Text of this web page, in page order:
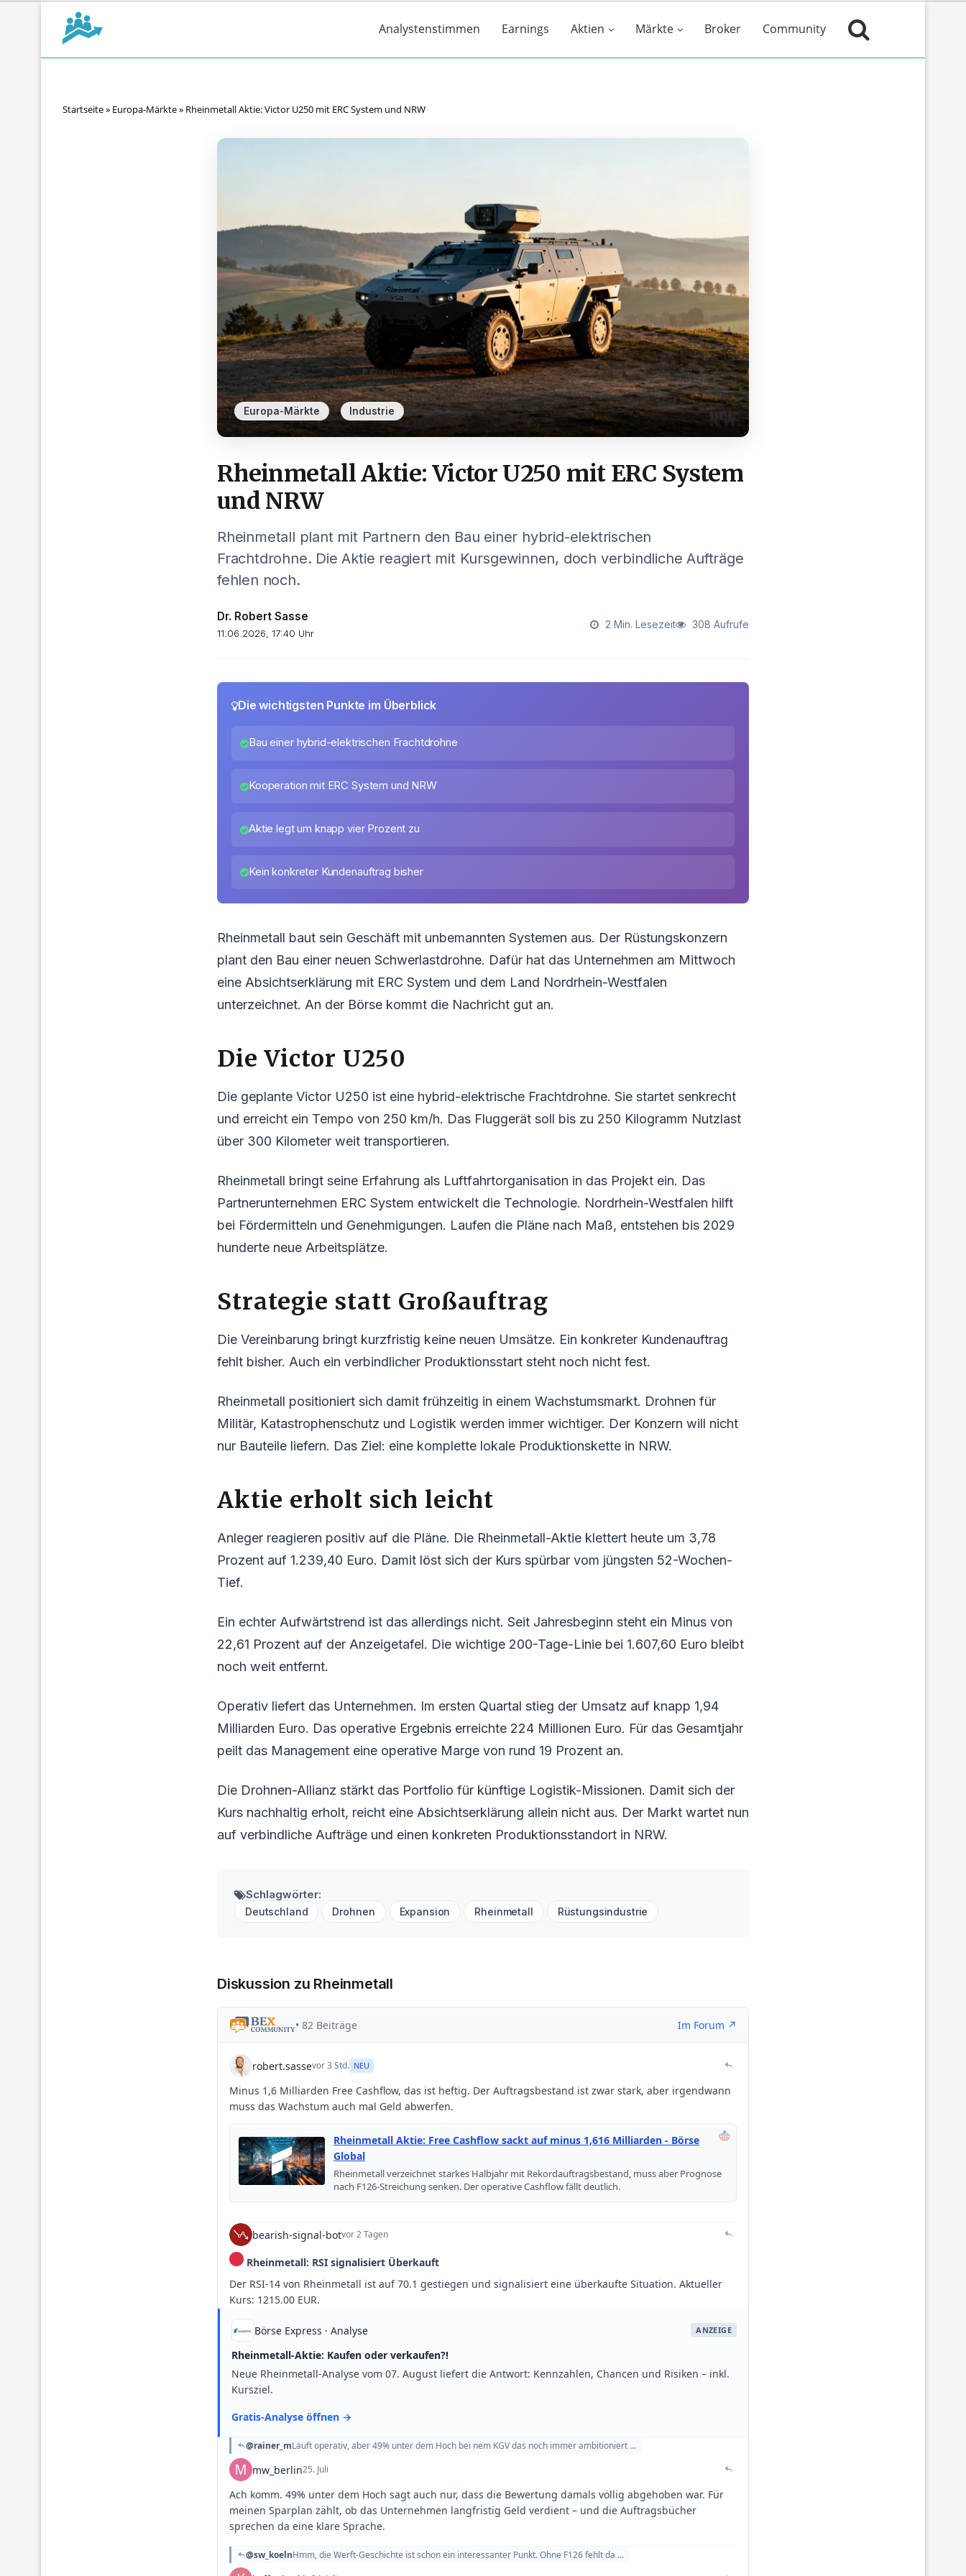
Analystenstimmen Earnings Aktien Märkte Broker Community
Startseite» Europa-Märkte» Rheinmetall Aktie: Victor U250 mit ERC System und NRW
Europa-Märkte , Industrie
Rheinmetall Aktie: Victor U250 mit ERC System
und NRW
Rheinmetall plant mit Partnern den Bau einer hybrid-elektrischen
Frachtdrohne. Die Aktie reagiert mit Kursgewinnen, doch verbindliche Aufträge
fehlen noch.
Dr. Robert Sasse
11.06.2026, 17:40 Uhr
2 Min. Lesezeit 308 Aufrufe
Die wichtigsten Punkte im Überblick
Bau einer hybrid-elektrischen Frachtdrohne
Kooperation mit ERC System und NRW
Aktie legt um knapp vier Prozent zu
Kein konkreter Kundenauftrag bisher
Rheinmetall baut sein Geschäft mit unbemannten Systemen aus. Der Rüstungskonzern
plant den Bau einer neuen Schwerlastdrohne. Dafür hat das Unternehmen am Mittwoch
eine Absichtserklärung mit ERC System und dem Land Nordrhein-Westfalen
unterzeichnet. An der Börse kommt die Nachricht gut an.
Die Victor U250
Die geplante Victor U250 ist eine hybrid-elektrische Frachtdrohne. Sie startet senkrecht
und erreicht ein Tempo von 250 km/h. Das Fluggerät soll bis zu 250 Kilogramm Nutzlast
über 300 Kilometer weit transportieren.
Rheinmetall bringt seine Erfahrung als Luftfahrtorganisation in das Projekt ein. Das
Partnerunternehmen ERC System entwickelt die Technologie. Nordrhein-Westfalen hilft
bei Fördermitteln und Genehmigungen. Laufen die Pläne nach Maß, entstehen bis 2029
hunderte neue Arbeitsplätze.
Strategie statt Großauftrag
Die Vereinbarung bringt kurzfristig keine neuen Umsätze. Ein konkreter Kundenauftrag
fehlt bisher. Auch ein verbindlicher Produktionsstart steht noch nicht fest.
Rheinmetall positioniert sich damit frühzeitig in einem Wachstumsmarkt. Drohnen für
Militär, Katastrophenschutz und Logistik werden immer wichtiger. Der Konzern will nicht
nur Bauteile liefern. Das Ziel: eine komplette lokale Produktionskette in NRW.
Aktie erholt sich leicht
Anleger reagieren positiv auf die Pläne. Die Rheinmetall-Aktie klettert heute um 3,78
Prozent auf 1.239,40 Euro. Damit löst sich der Kurs spürbar vom jüngsten 52-Wochen-
Tief.
Ein echter Aufwärtstrend ist das allerdings nicht. Seit Jahresbeginn steht ein Minus von
22,61 Prozent auf der Anzeigetafel. Die wichtige 200-Tage-Linie bei 1.607,60 Euro bleibt
noch weit entfernt.
Operativ liefert das Unternehmen. Im ersten Quartal stieg der Umsatz auf knapp 1,94
Milliarden Euro. Das operative Ergebnis erreichte 224 Millionen Euro. Für das Gesamtjahr
peilt das Management eine operative Marge von rund 19 Prozent an.
Die Drohnen-Allianz stärkt das Portfolio für künftige Logistik-Missionen. Damit sich der
Kurs nachhaltig erholt, reicht eine Absichtserklärung allein nicht aus. Der Markt wartet nun
auf verbindliche Aufträge und einen konkreten Produktionsstandort in NRW.
Schlagwörter:
Deutschland Drohnen Expansion Rheinmetall Rüstungsindustrie
Diskussion zu Rheinmetall